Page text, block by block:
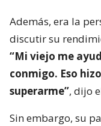
Además, era la
discutir su
“Mi viejo me
conmigo. Eso
superarme”, dijo
Sin embargo, su